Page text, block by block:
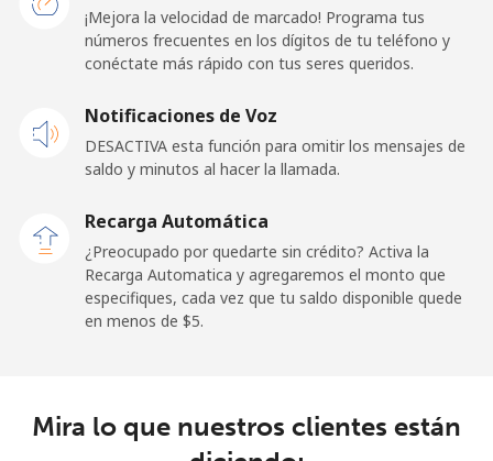
Línea fija ⁦32.9¢⁩ 30 min por ⁦$10⁩ -
Sao Tome And Principe
country
⁦313.5¢⁩
Saudi Arabia
¡Mejora la velocidad de marcado! Programa tus
números frecuentes en los dígitos de tu teléfono y
conéctate más rápido con tus seres queridos.
Notificaciones de Voz
DESACTIVA esta función para omitir los mensajes de
saldo y minutos al hacer la llamada.
Recarga Automática
¿Preocupado por quedarte sin crédito? Activa la
Recarga Automatica y agregaremos el monto que
especifiques, cada vez que tu saldo disponible quede
en menos de ⁦$5⁩.
Mira lo que nuestros clientes están